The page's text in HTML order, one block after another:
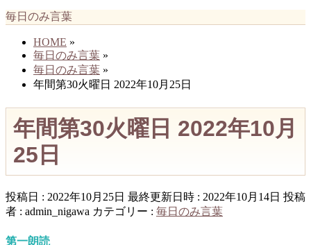
毎日のみ言葉
HOME »
毎日のみ言葉 »
毎日のみ言葉 »
年間第30火曜日 2022年10月25日
年間第30火曜日 2022年10月
25日
投稿日 : 2022年10月25日 最終更新日時 : 2022年10月14日 投稿
者 : admin_nigawa カテゴリー : 毎日のみ言葉
第一朗読